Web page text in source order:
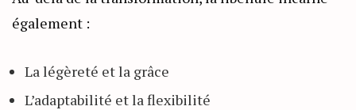
également :
La légèreté et la grâce
L’adaptabilité et la flexibilité